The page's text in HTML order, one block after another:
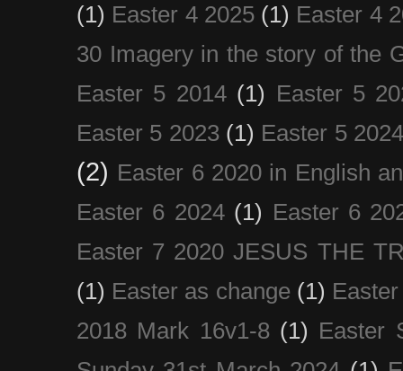
(1) Easter 4 2025 (1) Easter 4
30 Imagery in the story of the
Easter 5 2014 (1) Easter 5
Easter 5 2023 (1) Easter 5
(2) Easter 6 2020 in English
Easter 6 2024 (1) Easter 6
Easter 7 2020 JESUS THE
(1) Easter as change (1)
2018 Mark 16v1-8 (1) Easter